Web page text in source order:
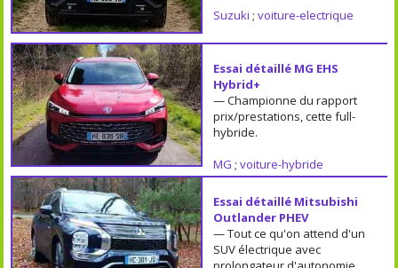
Suzuki ; voiture-electrique
Essai détaillé MG EHS
Hybrid+
— Championne du rapport
prix/prestations, cette full-
hybride.
MG ; voiture-hybride
Essai détaillé Mitsubishi
Outlander PHEV
— Tout ce qu'on attend d'un
SUV électrique avec